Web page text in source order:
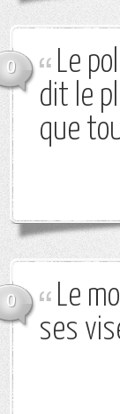
0
Le
dit le
que
0
Le
ses